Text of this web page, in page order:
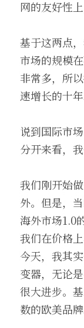
网的友好性
基于这两点
市场的规模
非常多，所
速增长的十年
说到国际市
分开来看，
我们刚开始
外。但是，
海外市场1.0
我们在价格
今天，我其
变器，无论
很大进步。
数的欧美品牌